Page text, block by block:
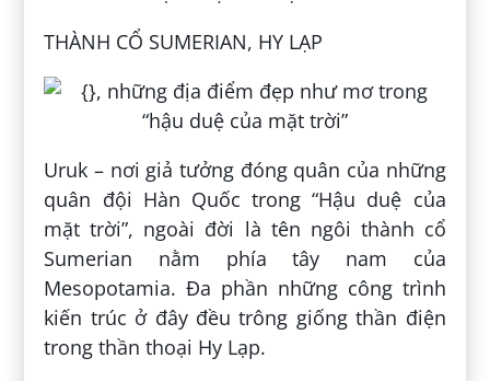
THÀNH CỔ SUMERIAN, HY LẠP
Uruk – nơi giả tưởng đóng quân của những
quân đội Hàn Quốc trong “Hậu duệ của
mặt trời”, ngoài đời là tên ngôi thành cổ
Sumerian nằm phía tây nam của
Mesopotamia. Đa phần những công trình
kiến trúc ở đây đều trông giống thần điện
trong thần thoại Hy Lạp.